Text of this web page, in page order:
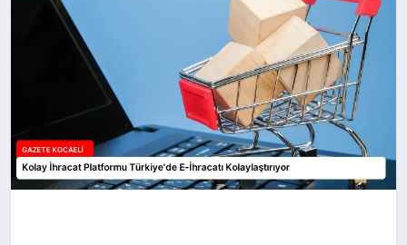
SAĞLIK